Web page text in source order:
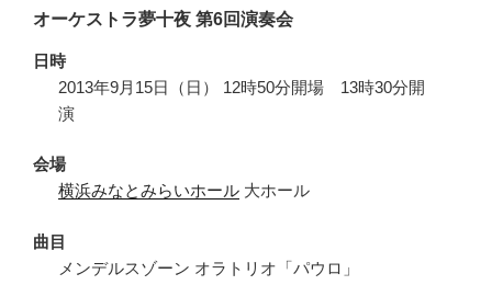
オーケストラ夢十夜 第6回演奏会
日時
2013年9月15日（日） 12時50分開場 13時30分開
演
会場
横浜みなとみらいホール大ホール
曲目
メンデルスゾーン オラトリオ「パウロ」